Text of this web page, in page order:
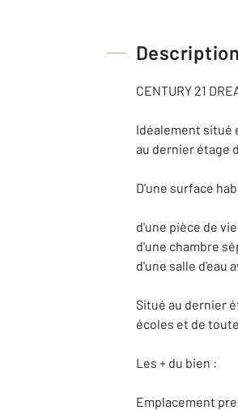
Description
CENTURY 21
Idéalement situé
au dernier étage
D'une surface
d'une pièce de
d'une chambre
d'une salle d'eau
Situé au dernier
écoles et de
Les + du bien :
Emplacement